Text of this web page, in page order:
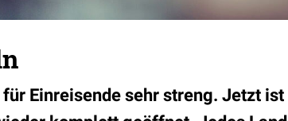
Einreisende sehr streng. Jetzt ist